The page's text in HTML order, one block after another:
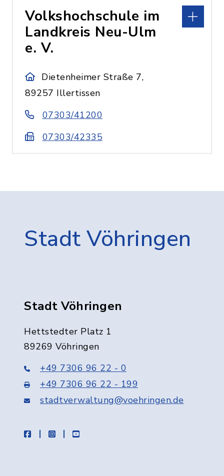
Volkshochschule im
Landkreis Neu-Ulm
e. V.
Dietenheimer Straße 7,
89257 Illertissen
07303/41200
07303/42335
Stadt Vöhringen
Stadt Vöhringen
Hettstedter Platz 1
89269 Vöhringen
+49 7306 96 22 - 0
+49 7306 96 22 - 199
stadtverwaltung@voehringen.de
facebookinstagramyoutube